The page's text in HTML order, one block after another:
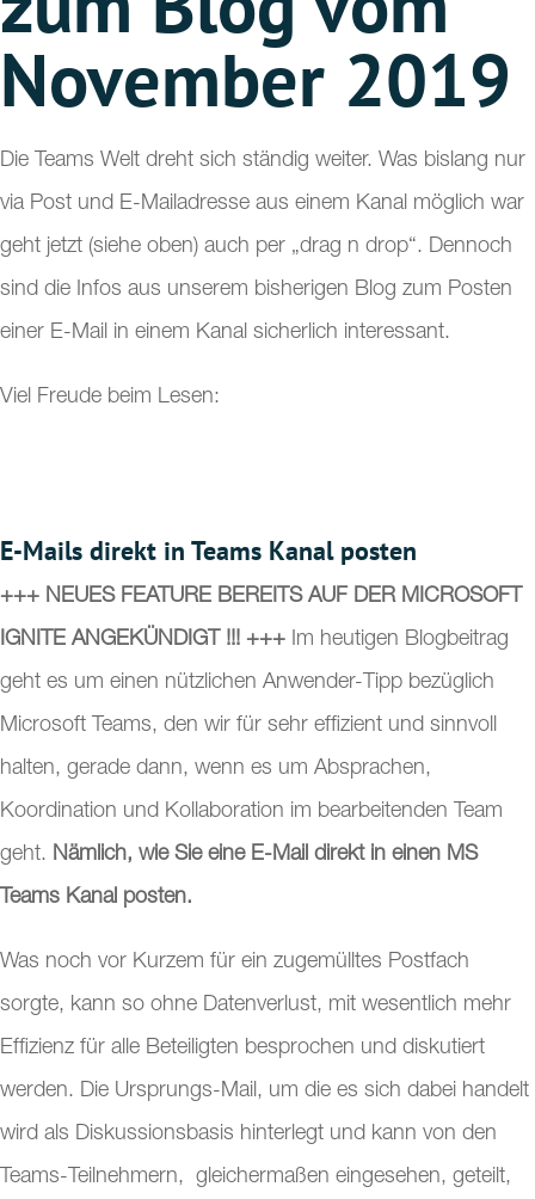
November 2019
Die Teams Welt dreht sich ständig weiter. Was bislang nur
via Post und E-Mailadresse aus einem Kanal möglich war
geht jetzt (siehe oben) auch per „drag n drop“. Dennoch
sind die Infos aus unserem bisherigen Blog zum Posten
einer E-Mail in einem Kanal sicherlich interessant.
Viel Freude beim Lesen:
E-Mails direkt in Teams Kanal posten
+++ NEUES FEATURE BEREITS AUF DER MICROSOFT
IGNITE ANGEKÜNDIGT !!! +++ Im heutigen Blogbeitrag
geht es um einen nützlichen Anwender-Tipp bezüglich
Microsoft Teams, den wir für sehr effizient und sinnvoll
halten, gerade dann, wenn es um Absprachen,
Koordination und Kollaboration im bearbeitenden Team
geht. Nämlich, wie Sie eine E-Mail direkt in einen MS
Teams Kanal posten.
Was noch vor Kurzem für ein zugemülltes Postfach
sorgte, kann so ohne Datenverlust, mit wesentlich mehr
Effizienz für alle Beteiligten besprochen und diskutiert
werden. Die Ursprungs-Mail, um die es sich dabei handelt
wird als Diskussionsbasis hinterlegt und kann von den
Teams-Teilnehmern, gleichermaßen eingesehen, geteilt,